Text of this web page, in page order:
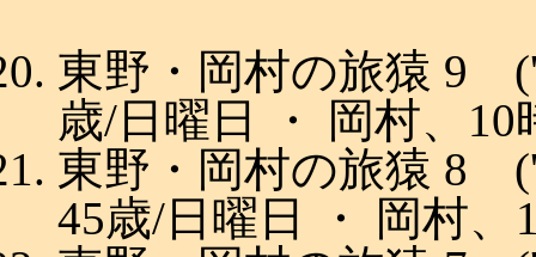
東野・岡村の旅猿 9
歳/日曜日 ・ 岡村、
東野・岡村の旅猿 8
45歳/日曜日 ・ 岡村、